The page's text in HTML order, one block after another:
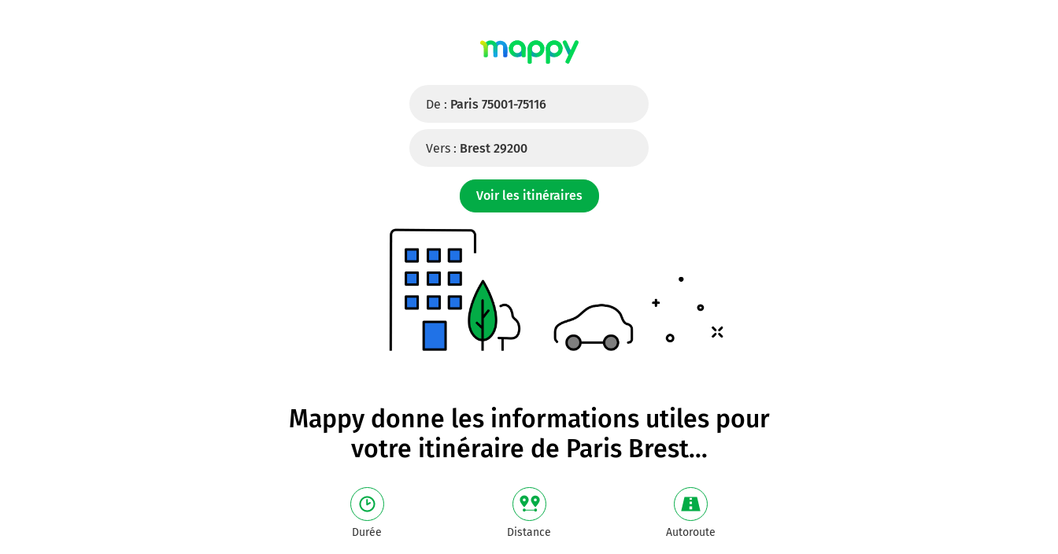
De : Paris 75001-75116
Vers : Brest 29200
Voir les itinéraires
Mappy donne les informations utiles pour
votre itinéraire de Paris Brest...
Durée Distance Autoroute